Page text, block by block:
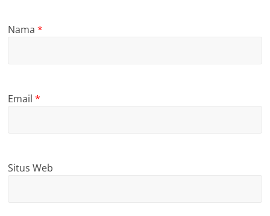
Nama*
Email*
Situs Web